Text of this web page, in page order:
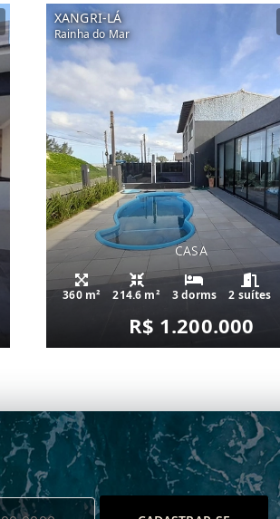
XANGRI-LÁ
Rainha do Mar
CASA
360 m² 214.6 m² 3 dorms 2 suítes
R$ 1.200.000